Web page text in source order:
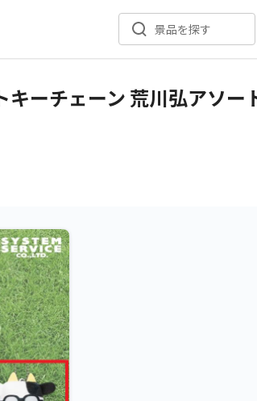
景品を探す
キーチェーン 荒川弘アソー